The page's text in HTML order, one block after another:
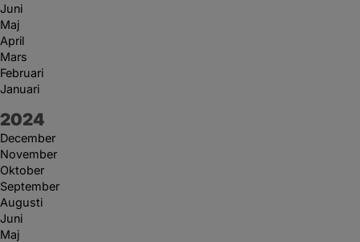
Juni
Maj
April
Mars
Februari
Januari
År:
2024
December
November
Oktober
September
Augusti
Juni
Maj